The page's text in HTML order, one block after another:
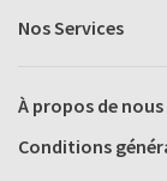
Nos Services
À propos de nous
Conditions